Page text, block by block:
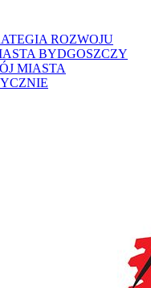
ROZWOJU
BYDGOSZCZY
MIASTA